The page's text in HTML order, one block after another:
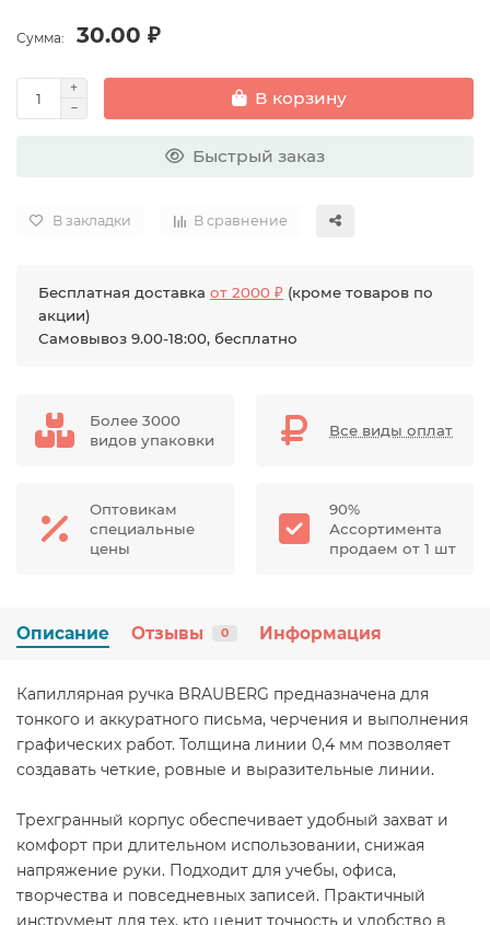
Сумма: 30.00 ₽
В корзину
Быстрый заказ
В закладки В сравнение
Бесплатная доставка от 2000 ₽ (кроме товаров по
акции)
Самовывоз 9.00-18:00, бесплатно
Более 3000
видов упаковки
Все виды оплат
Оптовикам
специальные
цены
90%
Ассортимента
продаем от 1 шт
Описание Отзывы 0 Информация
Капиллярная ручка BRAUBERG предназначена для
тонкого и аккуратного письма, черчения и выполнения
графических работ. Толщина линии 0,4 мм позволяет
создавать четкие, ровные и выразительные линии.
Трехгранный корпус обеспечивает удобный захват и
комфорт при длительном использовании, снижая
напряжение руки. Подходит для учебы, офиса,
творчества и повседневных записей. Практичный
инструмент для тех, кто ценит точность и удобство в